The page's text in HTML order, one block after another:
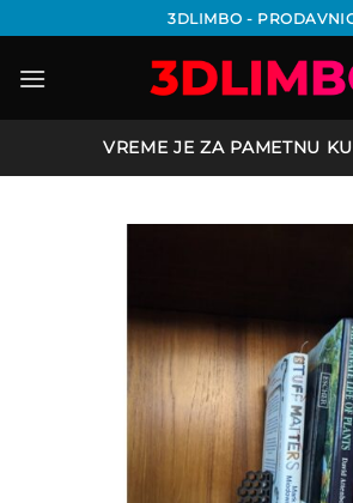
na
sadržaj
3DLIMBO -
VREME JE ZA PAMETNU